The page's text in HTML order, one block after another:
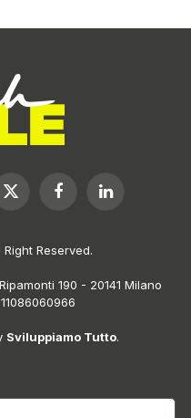
X
FacebookLinkedIn
Reserved.
190 - 20141 Milano
Sviluppiamo Tutto.